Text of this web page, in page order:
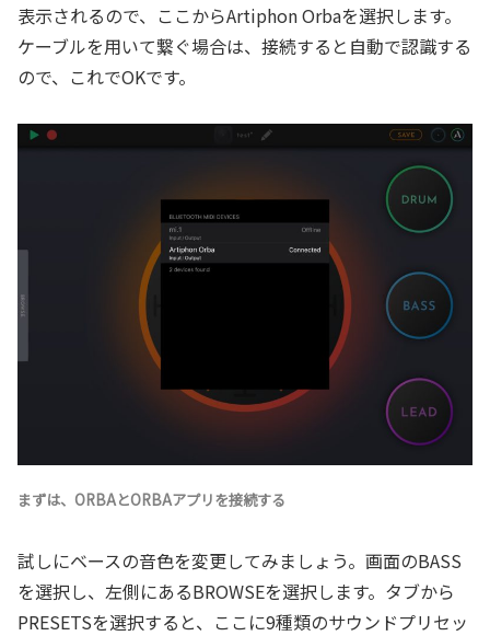
表示されるので、ここからArtiphon Orbaを選択します。
ケーブルを用いて繋ぐ場合は、接続すると自動で認識する
ので、これでOKです。
まずは、ORBAとORBAアプリを接続する
試しにベースの音色を変更してみましょう。画面のBASS
を選択し、左側にあるBROWSEを選択します。タブから
PRESETSを選択すると、ここに9種類のサウンドプリセッ